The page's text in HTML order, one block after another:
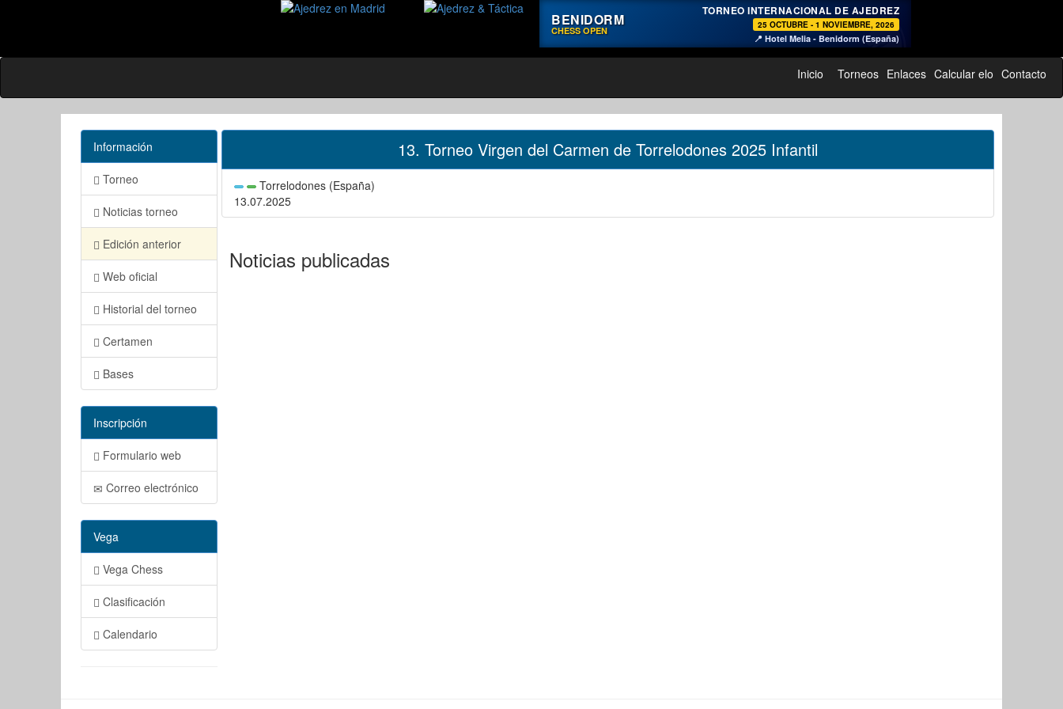
♞
BENIDORM
CHESS OPEN
TORNEO INTERNACIONAL DE AJEDREZ
25 OCTUBRE - 1 NOVIEMBRE, 2026
📍 Hotel Melia - Benidorm (España)
Inicio Torneos Enlaces Calcular elo Contacto
Información
Torneo
Noticias torneo
Edición anterior
Web oficial
Historial del torneo
Certamen
Bases
Inscripción
Formulario web
Correo electrónico
Vega
Vega Chess
Clasificación
Calendario
13. Torneo Virgen del Carmen de Torrelodones 2025 Infantil
Torrelodones (España)
13.07.2025
Noticias publicadas